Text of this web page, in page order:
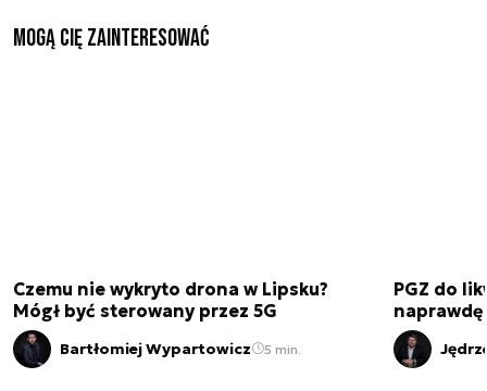
Mogą Cię zainteresować
Czemu nie wykryto drona w Lipsku?
Mógł być sterowany przez 5G
Bartłomiej Wypartowicz 5 min.
PGZ do